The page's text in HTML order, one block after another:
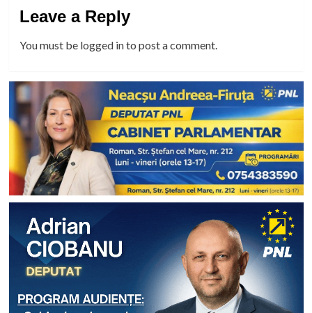
Leave a Reply
You must be logged into post a comment.